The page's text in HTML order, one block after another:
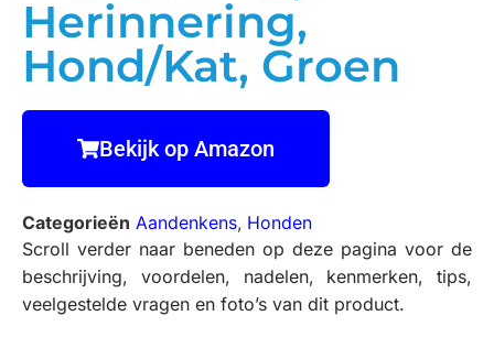
Herinnering,
Hond/Kat, Groen
Bekijk op Amazon
Categorieën Aandenkens, Honden
Scroll verder naar beneden op deze pagina voor de
beschrijving, voordelen, nadelen, kenmerken, tips,
veelgestelde vragen en foto’s van dit product.